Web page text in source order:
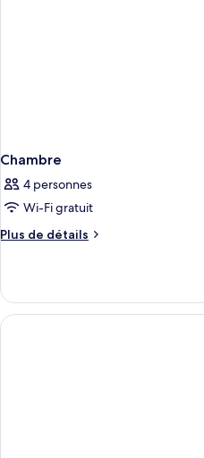
Chambre
4 personnes
Wi-Fi gratuit
Plus de détails
Plus
Chambre